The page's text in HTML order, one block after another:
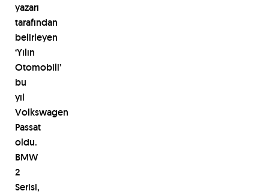
yazarı
tarafından
belirleyen
‘Yılın
Otomobili’
bu
yıl
Volkswagen
Passat
oldu.
BMW
2
Serisi,